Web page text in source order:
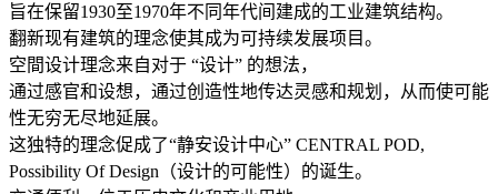
旨在保留1930至1970年不同年代间建成的工业建筑结构。
翻新现有建筑的理念使其成为可持续发展项目。
空間设计理念来自对于 “设计” 的想法，
通过感官和设想，通过创造性地传达灵感和规划，从而使可能
性无穷无尽地延展。
这独特的理念促成了“静安设计中心” CENTRAL POD,
Possibility Of Design（设计的可能性）的诞生。